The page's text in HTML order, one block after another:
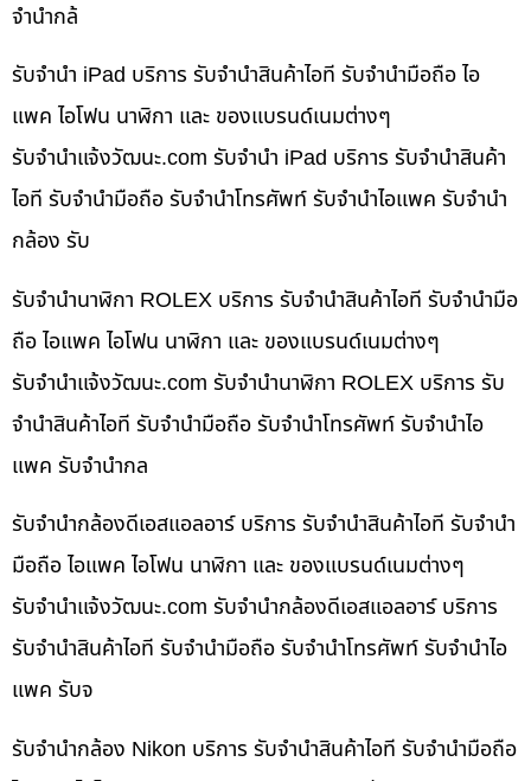
จำนำกล้
รับจำนำ iPad บริการ รับจำนำสินค้าไอที รับจำนำมือถือ ไอ
แพค ไอโฟน นาฬิกา และ ของแบรนด์เนมต่างๆ
รับจํานําแจ้งวัฒนะ.com รับจำนำ iPad บริการ รับจำนำสินค้า
ไอที รับจำนำมือถือ รับจำนำโทรศัพท์ รับจำนำไอแพค รับจำนำ
กล้อง รับ
รับจำนำนาฬิกา ROLEX บริการ รับจำนำสินค้าไอที รับจำนำมือ
ถือ ไอแพค ไอโฟน นาฬิกา และ ของแบรนด์เนมต่างๆ
รับจํานําแจ้งวัฒนะ.com รับจำนำนาฬิกา ROLEX บริการ รับ
จำนำสินค้าไอที รับจำนำมือถือ รับจำนำโทรศัพท์ รับจำนำไอ
แพค รับจำนำกล
รับจำนำกล้องดีเอสแอลอาร์ บริการ รับจำนำสินค้าไอที รับจำนำ
มือถือ ไอแพค ไอโฟน นาฬิกา และ ของแบรนด์เนมต่างๆ
รับจํานําแจ้งวัฒนะ.com รับจำนำกล้องดีเอสแอลอาร์ บริการ
รับจำนำสินค้าไอที รับจำนำมือถือ รับจำนำโทรศัพท์ รับจำนำไอ
แพค รับจ
รับจำนำกล้อง Nikon บริการ รับจำนำสินค้าไอที รับจำนำมือถือ